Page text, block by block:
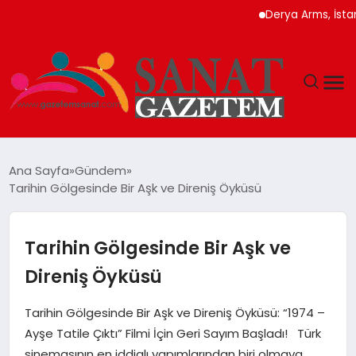
Derya Arms, İstanbul
TEKNOLOJI
SIYASET
SPOR
YAŞAM
Ana Sayfa Gündem
Tarihin Gölgesinde Bir Aşk ve Direniş Öyküsü
Tarihin Gölgesinde Bir Aşk ve
Direniş Öyküsü
Tarihin Gölgesinde Bir Aşk ve Direniş Öyküsü: “1974 –
Ayşe Tatile Çıktı” Filmi İçin Geri Sayım Başladı! Türk